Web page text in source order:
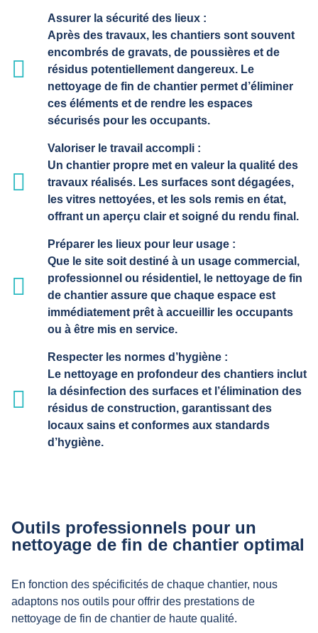
Assurer la sécurité des lieux :
Après des travaux, les chantiers sont souvent
encombrés de gravats, de poussières et de
résidus potentiellement dangereux. Le
nettoyage de fin de chantier permet d’éliminer
ces éléments et de rendre les espaces
sécurisés pour les occupants.
Valoriser le travail accompli :
Un chantier propre met en valeur la qualité des
travaux réalisés. Les surfaces sont dégagées,
les vitres nettoyées, et les sols remis en état,
offrant un aperçu clair et soigné du rendu final.
Préparer les lieux pour leur usage :
Que le site soit destiné à un usage commercial,
professionnel ou résidentiel, le nettoyage de fin
de chantier assure que chaque espace est
immédiatement prêt à accueillir les occupants
ou à être mis en service.
Respecter les normes d’hygiène :
Le nettoyage en profondeur des chantiers inclut
la désinfection des surfaces et l’élimination des
résidus de construction, garantissant des
locaux sains et conformes aux standards
d’hygiène.
Outils professionnels pour un
nettoyage de fin de chantier optimal
En fonction des spécificités de chaque chantier, nous
adaptons nos outils pour offrir des prestations de
nettoyage de fin de chantier de haute qualité.